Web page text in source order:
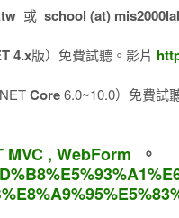
或 school (at)
4.x版）免費試聽。影片
Core6.0~10.0）免費試
MVC , WebForm 。